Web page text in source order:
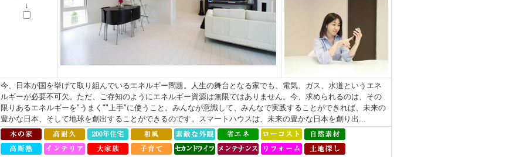
↓
今、日本が国を挙げて取り組んでいるエネルギー問題。人生の舞台となる家でも、電気、ガス、水道というエネ
ルギーが必要不可欠。ただ、ご存知のようにエネルギー資源は無限ではありません。今、求められるのは、その
限りあるエネルギーを"うまく""上手"に使うこと。みんなが意識して、みんなで実践することができれば、未来の
豊かな日本、そして地球を創出することができるのです。スマートハウスは、未来の豊かな日本を創り出...